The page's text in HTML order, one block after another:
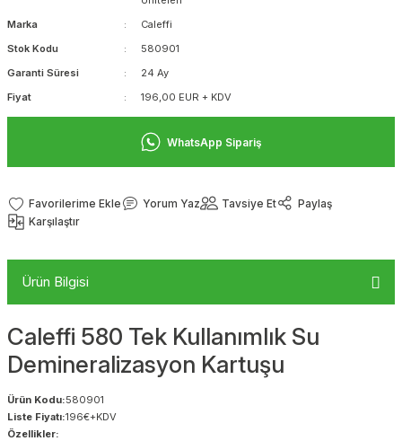
Marka
Caleffi
Stok Kodu
580901
Garanti Süresi
24 Ay
Fiyat
196,00 EUR + KDV
WhatsApp Sipariş
Yorum Yaz Tavsiye Et
Paylaş
Karşılaştır
Ürün Bilgisi
Caleffi 580 Tek Kullanımlık Su
Demineralizasyon Kartuşu
Ürün Kodu:580901
Liste Fiyatı:196€+KDV
Özellikler: